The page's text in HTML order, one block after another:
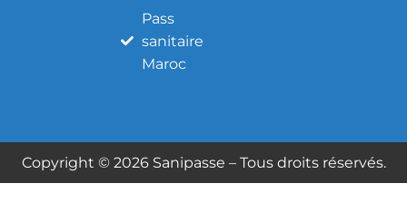
Pass
sanitaire
Maroc
Copyright © 2026 Sanipasse – Tous droits réservés.